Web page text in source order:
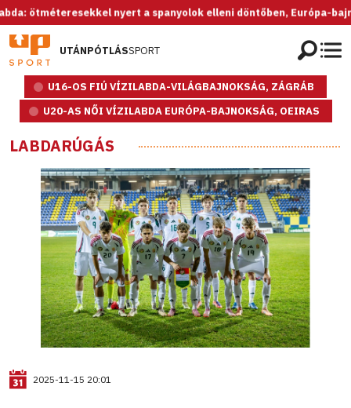
nyert a spanyolok elleni döntőben, Európa-bajnok az
UTÁNPÓTLÁSSPORT
U16-OS FIÚ VÍZILABDA-VILÁGBAJNOKSÁG, ZÁGRÁB
U20-AS NŐI VÍZILABDA EURÓPA-BAJNOKSÁG, OEIRAS
LABDARÚGÁS
2025-11-15 20:01